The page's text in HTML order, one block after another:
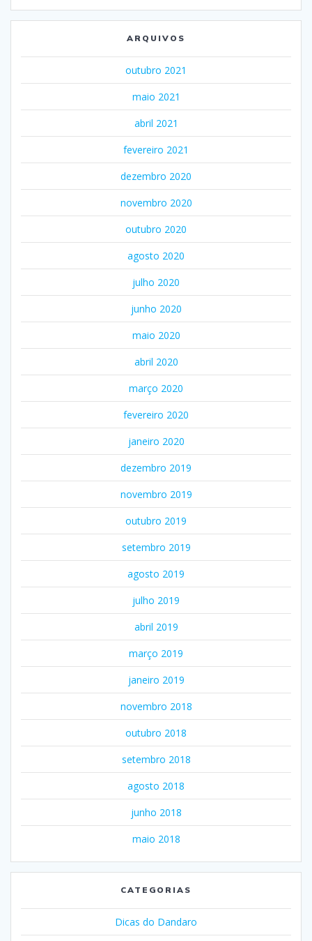
ARQUIVOS
outubro 2021
maio 2021
abril 2021
fevereiro 2021
dezembro 2020
novembro 2020
outubro 2020
agosto 2020
julho 2020
junho 2020
maio 2020
abril 2020
março 2020
fevereiro 2020
janeiro 2020
dezembro 2019
novembro 2019
outubro 2019
setembro 2019
agosto 2019
julho 2019
abril 2019
março 2019
janeiro 2019
novembro 2018
outubro 2018
setembro 2018
agosto 2018
junho 2018
maio 2018
CATEGORIAS
Dicas do Dandaro